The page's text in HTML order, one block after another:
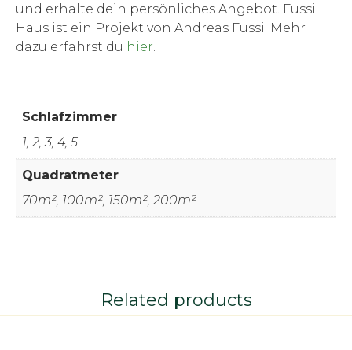
und erhalte dein persönliches Angebot. Fussi
Haus ist ein Projekt von Andreas Fussi. Mehr
dazu erfährst du hier.
Schlafzimmer
1, 2, 3, 4, 5
Quadratmeter
70m², 100m², 150m², 200m²
Related products